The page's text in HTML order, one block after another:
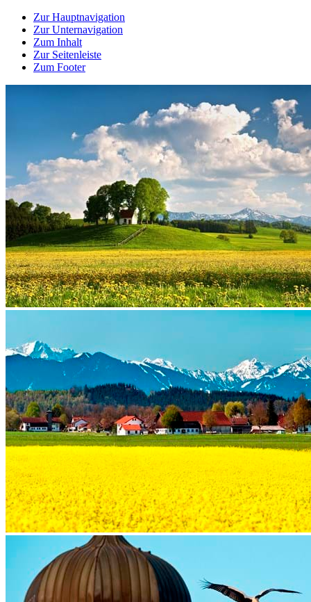
Zur Hauptnavigation
Zur Unternavigation
Zum Inhalt
Zur Seitenleiste
Zum Footer